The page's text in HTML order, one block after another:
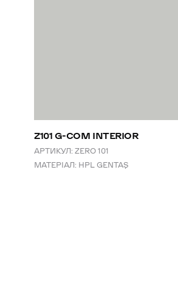
Z101 G-COM INTERIOR
АРТИКУЛ: ZERO 101
МАТЕРІАЛ: HPL GENTAŞ